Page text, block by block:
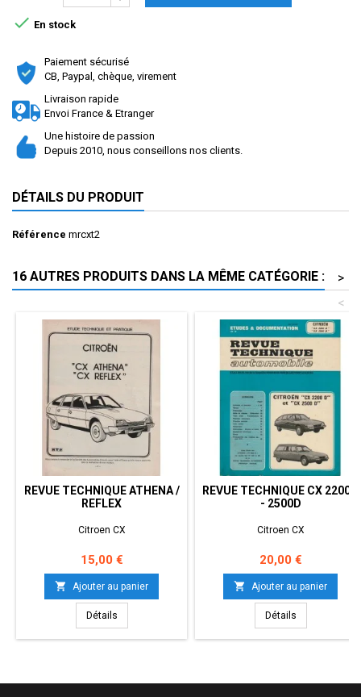
 En stock
Paiement sécurisé
CB, Paypal, chèque, virement
Livraison rapide
Envoi France & Etranger
Une histoire de passion
Depuis 2010, nous conseillons nos clients.
DÉTAILS DU PRODUIT
Référence mrcxt2
16 AUTRES PRODUITS DANS LA MÊME CATÉGORIE :
>
<
REVUE TECHNIQUE ATHENA /
REFLEX
Citroen CX
Prix
15,00 €
 Ajouter au panier
Détails
REVUE TECHNIQUE CX 2200D
- 2500D
Citroen CX
Prix
20,00 €
 Ajouter au panier
Détails